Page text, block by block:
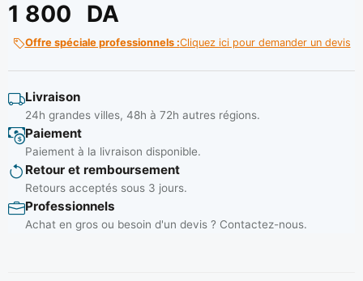
1 800 DA
Offre spéciale professionnels :Cliquez ici pour demander un devis
Livraison
24h grandes villes, 48h à 72h autres régions.
Paiement
Paiement à la livraison disponible.
Retour et remboursement
Retours acceptés sous 3 jours.
Professionnels
Achat en gros ou besoin d'un devis ? Contactez-nous.